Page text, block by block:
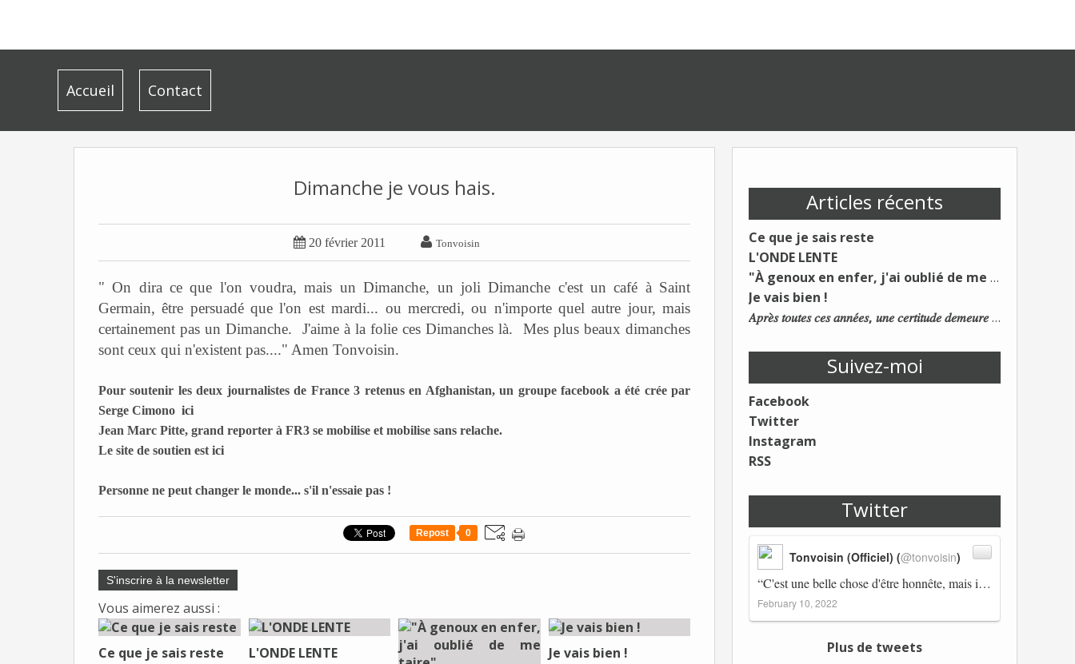
Accueil Contact
Articles récents
Ce que je sais reste
L'ONDE LENTE
"À genoux en enfer, j'ai oublié de me taire"
Je vais bien !
𝐴𝑝𝑟𝑒̀𝑠 𝑡𝑜𝑢𝑡𝑒𝑠 𝑐𝑒𝑠 𝑎𝑛𝑛𝑒́𝑒𝑠, 𝑢𝑛𝑒 𝑐𝑒𝑟𝑡𝑖𝑡𝑢𝑑𝑒 𝑑𝑒𝑚𝑒𝑢𝑟𝑒 : 𝐿𝑒 𝑚𝑜𝑛𝑑𝑒 𝑑𝑢 𝑡𝑟𝑎𝑣𝑎𝑖𝑙 𝑐ℎ𝑎𝑛𝑔𝑒. 𝐿𝑒𝑠 𝑐𝑜𝑛𝑠 𝑠'𝑎𝑑𝑎𝑝𝑡𝑒𝑛𝑡 :)
Suivez-moi
Facebook
Twitter
Instagram
RSS
Twitter
“C'est une belle chose d'être honnête, mais il est également important d'avoir raison.” Winston Churchill Réplico…
Tonvoisin (Officiel) (@tonvoisin)
February 10, 2022
Plus de tweets
Dimanche je vous hais.
 20 février 2011  Tonvoisin
" On dira ce que l'on voudra, mais un Dimanche, un joli Dimanche c'est un café à Saint
Germain, être persuadé que l'on est mardi... ou mercredi, ou n'importe quel autre jour, mais
certainement pas un Dimanche. J'aime à la folie ces Dimanches là. Mes plus beaux dimanches
sont ceux qui n'existent pas...." Amen Tonvoisin.
Pour soutenir les deux journalistes de France 3 retenus en Afghanistan, un groupe facebook a été crée par
Serge Cimono ici
Jean Marc Pitte, grand reporter à FR3 se mobilise et mobilise sans relache.
Le site de soutien est ici
Personne ne peut changer le monde... s'il n'essaie pas !
Repost 0
S'inscrire à la newsletter
Vous aimerez aussi :
Ce que je sais reste
L'ONDE LENTE
Je vais bien !